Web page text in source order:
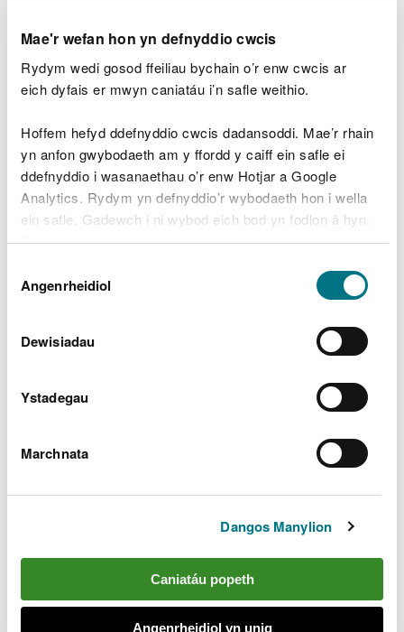
Mae'r wefan hon yn defnyddio cwcis
Rydym wedi gosod ffeiliau bychain o’r enw cwcis ar
eich dyfais er mwyn caniatáu i’n safle weithio.
Hoffem hefyd ddefnyddio cwcis dadansoddi. Mae’r rhain
yn anfon gwybodaeth am y ffordd y caiff ein safle ei
ddefnyddio i wasanaethau o’r enw Hotjar a Google
Analytics. Rydym yn defnyddio’r wybodaeth hon i wella
ein safle. Gadewch i ni wybod eich bod yn fodlon â hyn.
Byddwn yn defnyddio cwci i gadw eich dewis.
Gellirdarllen mwy am ein cwcis cyn i chi ddewis.
Caniatâd
Angenrheidiol
Dewisiadau
Ystadegau
Marchnata
Dangos Manylion
Caniatáu popeth
Angenrheidiol yn unig
Meddai Kath McNulty, Arweinydd Tîm
Gweithrediadau Coedwig CNC yng Ngogledd
Orllewin Cymru:
“Er mwyn cydymffurfio â'r hysbysiad, bydd
angen cael gwared ar y coed er mwyn
lleihau lledaeniad clefyd y llarwydd.
"Oherwydd bod y safle ar lethr serth, mae
angen rheoli mynediad ar gyfer y gwaith
er mwyn cadw pawb yn ddiogel a gallai
dro.
y gymuned leol lle bynnag y bo modd ac
ni fydd unrhyw weithrediadau coedwig yn
"Ein blaenoriaeth yw cadw pawb yn
ddiogel a gofynnwn i aelodau'r cyhoedd
yn ystod y gwaith.
cydweithrediad."
Bydd mynedfeydd preswyl, amaethyddol ac i
drydydd partïon yn parhau i fod ar agor bob amser
ond efallai y bydd rhywfaint o oedi tra bod lorïau’n